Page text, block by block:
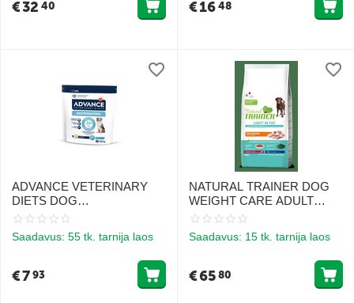
€32 40 €1648
ADVANCE VETERINARY
DIETS DOG
GASTROENTERIC 800G -
KOERTELE, KEL ON
SEEDIMISHÄIRED
Saadavus: 55 tk. tarnija laos
€793
NATURAL TRAINER DOG
WEIGHT CARE ADULT
MEDIUM/MAXI TURKEY
12KG - Täisväärtuslik ja
tasakaalustatud toit kaalu
suurte/keskmiste tõugude
Saadavus: 15 tk. tarnija laos
€6580